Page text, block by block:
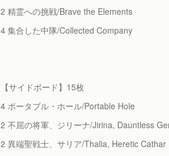
2 精霊への挑戦/Brave the Elements
4 集合した中隊/Collected Company
【サイドボード】15枚
4 ポータブル・ホール/Portable Hole
2 不屈の将軍、ジリーナ/Jirina, Dauntless
2 異端聖戦士、サリア/Thalia, Heretic Cathar